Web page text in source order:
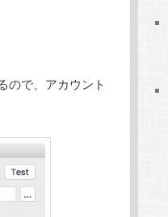
ので、アカウント